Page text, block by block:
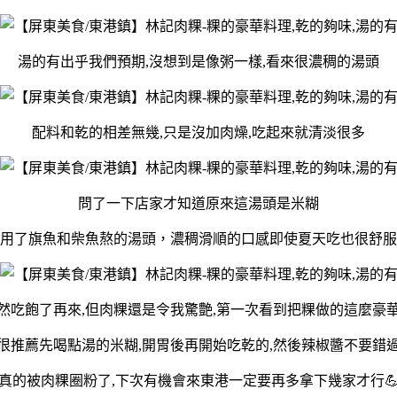
湯的有出乎我們預期,沒想到是像粥一樣,看來很濃稠的湯頭
配料和乾的相差無幾,只是沒加肉燥,吃起來就清淡很多
問了一下店家才知道原來這湯頭是米糊
用了旗魚和柴魚熬的湯頭，濃稠滑順的口感即使夏天吃也很舒服
吃飽了再來,但肉粿還是令我驚艶,第一次看到把粿做的這麼豪
推薦先喝點湯的米糊,開胃後再開始吃乾的,然後辣椒醬不要錯
的被肉粿圈粉了,下次有機會來東港一定要再多拿下幾家才行